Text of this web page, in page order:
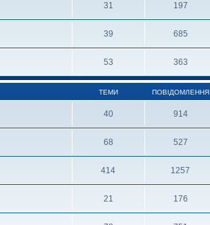
31 197
39 685
53 363
ТЕМИ ПОВІДОМЛЕННЯ
40 914
68 527
414 1257
21 176